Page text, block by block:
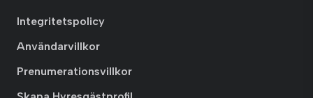
Integritetspolicy
Användarvillkor
Prenumerationsvillkor